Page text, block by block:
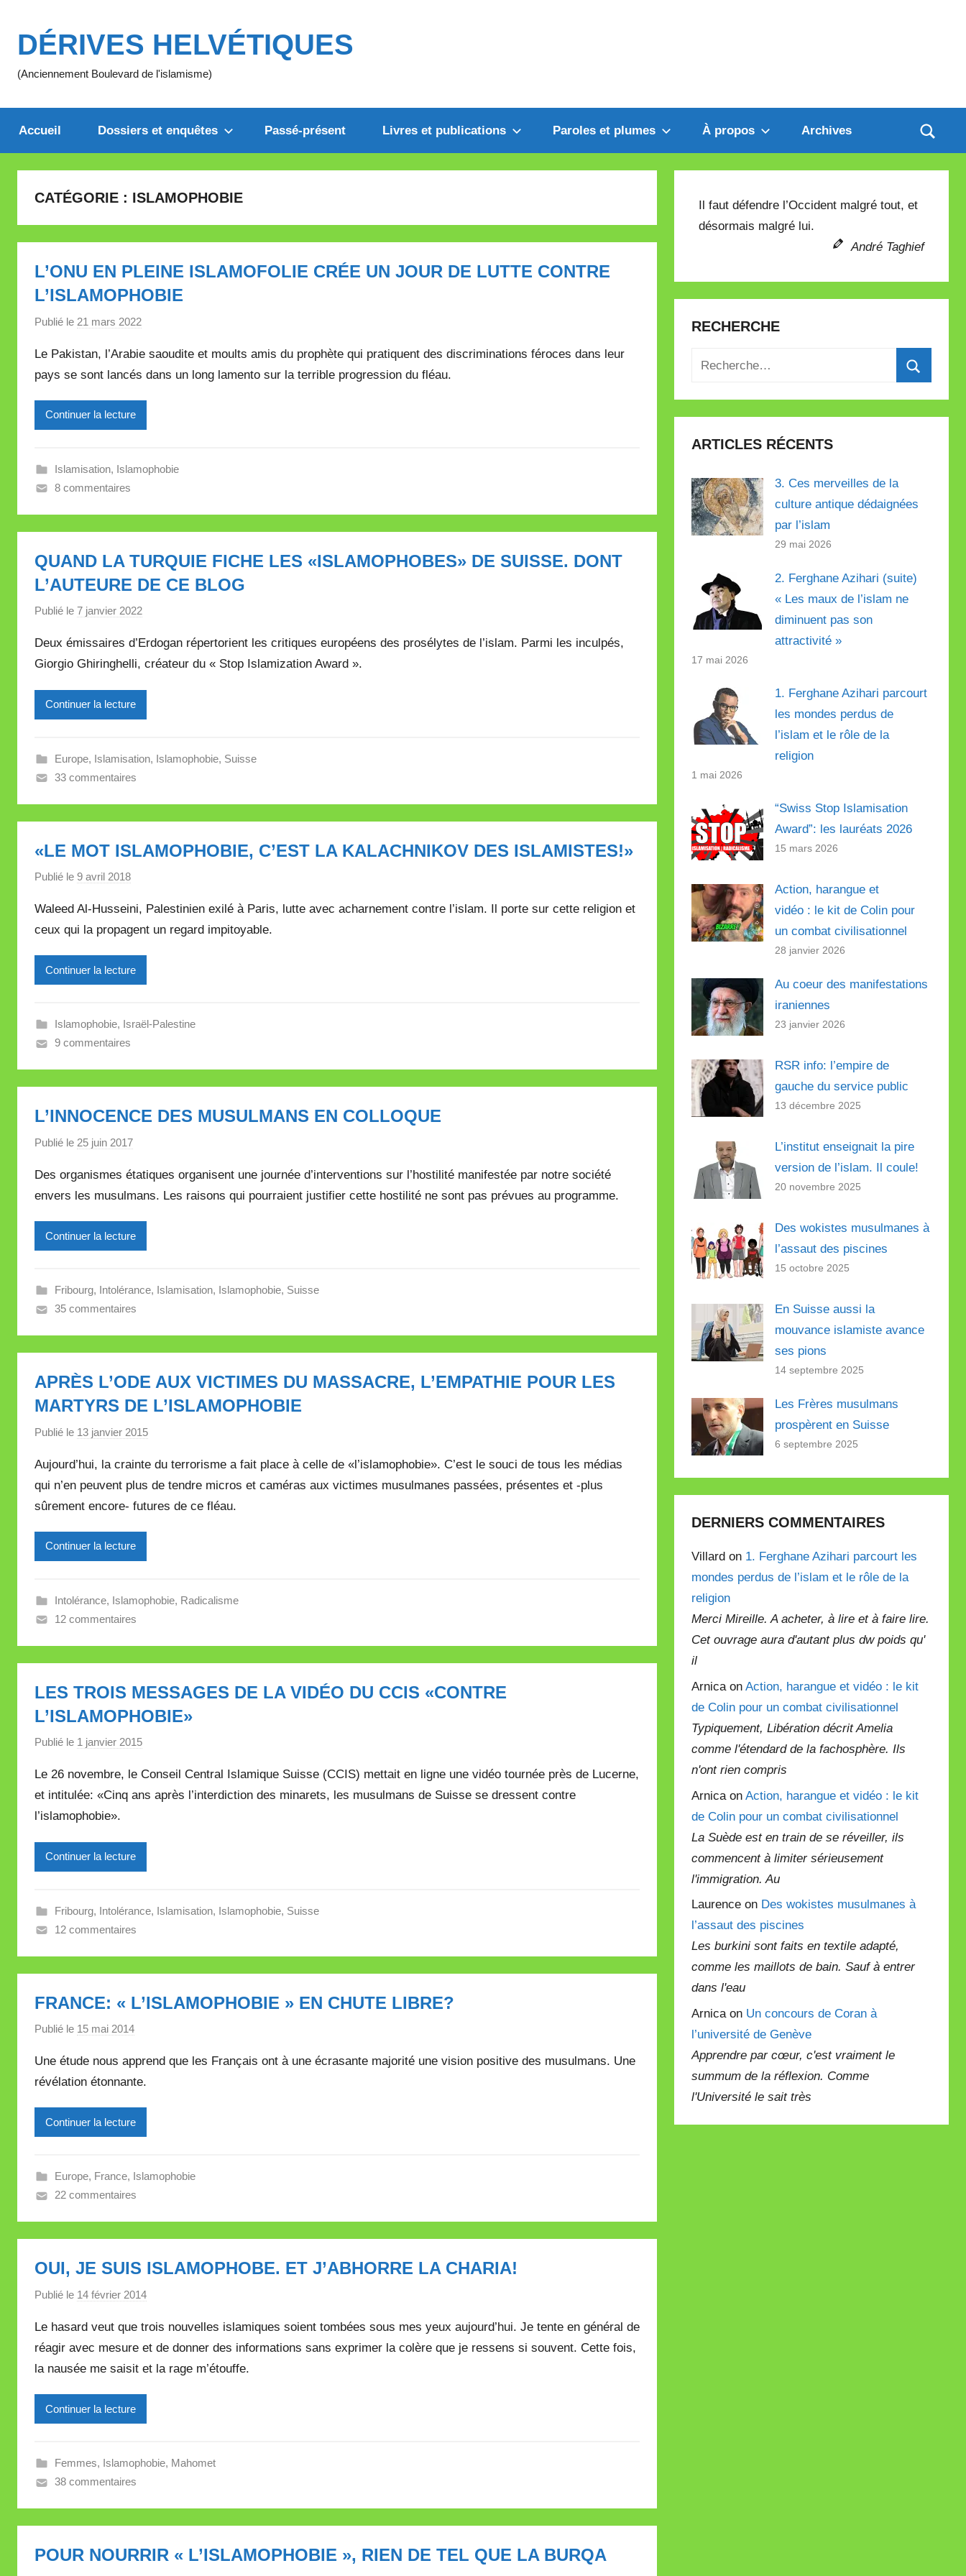
contenu
DÉRIVES HELVÉTIQUES
(Anciennement Boulevard de l'islamisme)
Accueil Dossiers et enquêtes Passé-présent Livres et publications Paroles et plumes À propos Archives
CATÉGORIE : ISLAMOPHOBIE
L’ONU EN PLEINE ISLAMOFOLIE CRÉE UN JOUR DE LUTTE CONTRE
L’ISLAMOPHOBIE
Publié le 21 mars 2022
r
M
e
l
l
l
t
t
Le Pakistan, l’Arabie saoudite et moults amis du prophète qui pratiquent des discriminations féroces dans leur
pays se sont lancés dans un long lamento sur la terrible progression du fléau.
Continuer la lecture
Islamisation, Islamophobie
8 commentaires
QUAND LA TURQUIE FICHE LES «ISLAMOPHOBES» DE SUISSE. DONT
L’AUTEURE DE CE BLOG
Publié le 7 janvier 2022
r
M
e
l
l
t
Deux émissaires d’Erdogan répertorient les critiques européens des prosélytes de l’islam. Parmi les inculpés,
Giorgio Ghiringhelli, créateur du « Stop Islamization Award ».
Continuer la lecture
Europe, Islamisation, Islamophobie, Suisse
33 commentaires
«LE MOT ISLAMOPHOBIE, C’EST LA KALACHNIKOV DES ISLAMISTES!»
Publié le 9 avril 2018
r
M
r
e
l
l
l
t
t
Waleed Al-Husseini, Palestinien exilé à Paris, lutte avec acharnement contre l’islam. Il porte sur cette religion et
ceux qui la propagent un regard impitoyable.
Continuer la lecture
Islamophobie, Israël-Palestine
9 commentaires
L’INNOCENCE DES MUSULMANS EN COLLOQUE
Publié le 25 juin 2017
r
M
r
e
l
l
l
l
t
t
e
Des organismes étatiques organisent une journée d’interventions sur l’hostilité manifestée par notre société
envers les musulmans. Les raisons qui pourraient justifier cette hostilité ne sont pas prévues au programme.
Continuer la lecture
Fribourg, Intolérance, Islamisation, Islamophobie, Suisse
35 commentaires
APRÈS L’ODE AUX VICTIMES DU MASSACRE, L’EMPATHIE POUR LES
MARTYRS DE L’ISLAMOPHOBIE
Publié le 13 janvier 2015
r
M
i
l
l
e
e
Aujourd’hui, la crainte du terrorisme a fait place à celle de «l’islamophobie». C’est le souci de tous les médias
qui n’en peuvent plus de tendre micros et caméras aux victimes musulmanes passées, présentes et -plus
sûrement encore- futures de ce fléau.
Continuer la lecture
Intolérance, Islamophobie, Radicalisme
12 commentaires
LES TROIS MESSAGES DE LA VIDÉO DU CCIS «CONTRE
L’ISLAMOPHOBIE»
Publié le 1 janvier 2015
r
M
i
l
l
t
e
Le 26 novembre, le Conseil Central Islamique Suisse (CCIS) mettait en ligne une vidéo tournée près de Lucerne,
et intitulée: «Cinq ans après l’interdiction des minarets, les musulmans de Suisse se dressent contre
l’islamophobie».
Continuer la lecture
Fribourg, Intolérance, Islamisation, Islamophobie, Suisse
12 commentaires
FRANCE: « L’ISLAMOPHOBIE » EN CHUTE LIBRE?
Publié le 15 mai 2014
r
M
r
e
l
l
l
l
t
t
e
Une étude nous apprend que les Français ont à une écrasante majorité une vision positive des musulmans. Une
révélation étonnante.
Continuer la lecture
Europe, France, Islamophobie
22 commentaires
OUI, JE SUIS ISLAMOPHOBE. ET J’ABHORRE LA CHARIA!
Publié le 14 février 2014
r
M
i
l
l
Le hasard veut que trois nouvelles islamiques soient tombées sous mes yeux aujourd’hui. Je tente en général de
réagir avec mesure et de donner des informations sans exprimer la colère que je ressens si souvent. Cette fois,
la nausée me saisit et la rage m’étouffe.
Continuer la lecture
Femmes, Islamophobie, Mahomet
38 commentaires
POUR NOURRIR « L’ISLAMOPHOBIE », RIEN DE TEL QUE LA BURQA
Il faut défendre l’Occident malgré tout, et
désormais malgré lui.
André Taghief
RECHERCHE
Recherche
:
ARTICLES RÉCENTS
3. Ces merveilles de la
culture antique dédaignées
par l’islam
29 mai 2026
2. Ferghane Azihari (suite)
« Les maux de l’islam ne
diminuent pas son
attractivité »
17 mai 2026
1. Ferghane Azihari parcourt
les mondes perdus de
l’islam et le rôle de la
religion
1 mai 2026
“Swiss Stop Islamisation
Award”: les lauréats 2026
15 mars 2026
Action, harangue et
vidéo : le kit de Colin pour
un combat civilisationnel
28 janvier 2026
Au coeur des manifestations
iraniennes
23 janvier 2026
RSR info: l’empire de
gauche du service public
13 décembre 2025
L’institut enseignait la pire
version de l’islam. Il coule!
20 novembre 2025
Des wokistes musulmanes à
l’assaut des piscines
15 octobre 2025
En Suisse aussi la
mouvance islamiste avance
ses pions
14 septembre 2025
Les Frères musulmans
prospèrent en Suisse
6 septembre 2025
DERNIERS COMMENTAIRES
Villard on 1. Ferghane Azihari parcourt les
mondes perdus de l’islam et le rôle de la
religion
Merci Mireille. A acheter, à lire et à faire lire.
Cet ouvrage aura d'autant plus dw poids qu'
il
Arnica onAction, harangue et vidéo : le kit
de Colin pour un combat civilisationnel
Typiquement, Libération décrit Amelia
comme l'étendard de la fachosphère. Ils
n'ont rien compris
Arnica onAction, harangue et vidéo : le kit
de Colin pour un combat civilisationnel
La Suède est en train de se réveiller, ils
commencent à limiter sérieusement
l'immigration. Au
Laurence on Des wokistes musulmanes à
l’assaut des piscines
Les burkini sont faits en textile adapté,
comme les maillots de bain. Sauf à entrer
dans l'eau
Arnica on Un concours de Coran à
l’université de Genève
Apprendre par cœur, c'est vraiment le
summum de la réflexion. Comme
l'Université le sait très